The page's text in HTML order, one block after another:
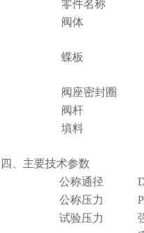
零件名称
阀体
蝶板
阀座密封圈
阀杆
填料
四、主要技术参数
公称通径
公称压力
试验压力